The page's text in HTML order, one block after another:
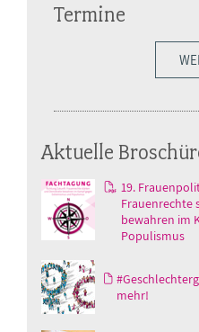
Termine
Aktuelle
19.
Frauenrechte
bewahren im
Populismus
mehr!